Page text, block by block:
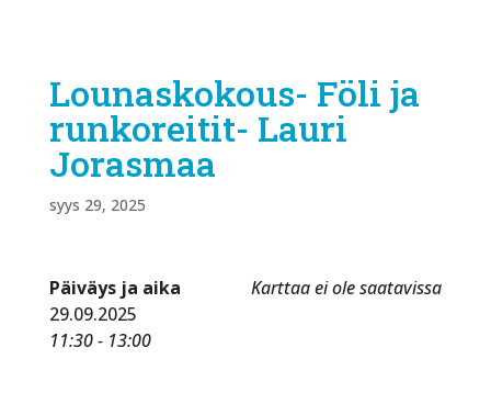
Lounaskokous- Föli ja
runkoreitit- Lauri
Jorasmaa
syys 29, 2025
Karttaa ei ole saatavissa
Päiväys ja aika
29.09.2025
11:30 - 13:00